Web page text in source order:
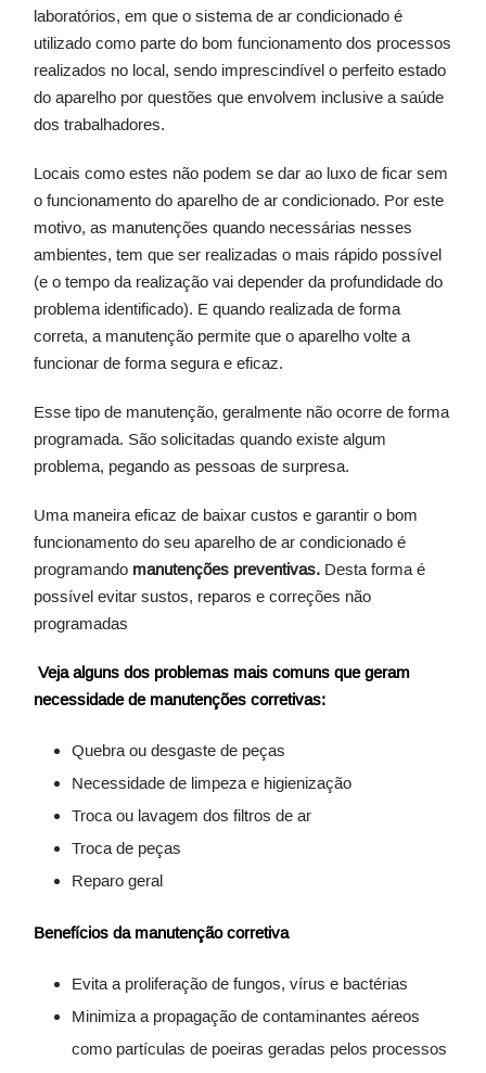
laboratórios, em que o sistema de ar condicionado é
utilizado como parte do bom funcionamento dos processos
realizados no local, sendo imprescindível o perfeito estado
do aparelho por questões que envolvem inclusive a saúde
dos trabalhadores.
Locais como estes não podem se dar ao luxo de ficar sem
o funcionamento do aparelho de ar condicionado. Por este
motivo, as manutenções quando necessárias nesses
ambientes, tem que ser realizadas o mais rápido possível
(e o tempo da realização vai depender da profundidade do
problema identificado). E quando realizada de forma
correta, a manutenção permite que o aparelho volte a
funcionar de forma segura e eficaz.
Esse tipo de manutenção, geralmente não ocorre de forma
programada. São solicitadas quando existe algum
problema, pegando as pessoas de surpresa.
Uma maneira eficaz de baixar custos e garantir o bom
funcionamento do seu aparelho de ar condicionado é
programando manutenções preventivas. Desta forma é
possível evitar sustos, reparos e correções não
programadas
Veja alguns dos problemas mais comuns que geram
necessidade de manutenções corretivas:
Quebra ou desgaste de peças
Necessidade de limpeza e higienização
Troca ou lavagem dos filtros de ar
Troca de peças
Reparo geral
Benefícios da manutenção corretiva
Evita a proliferação de fungos, vírus e bactérias
Minimiza a propagação de contaminantes aéreos
como partículas de poeiras geradas pelos processos